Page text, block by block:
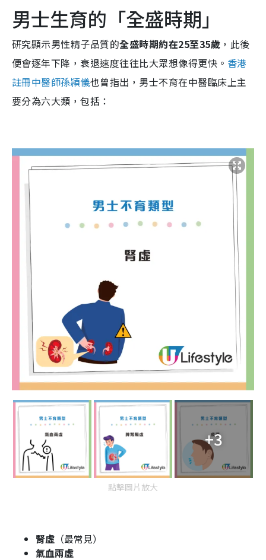
男士生育的「全盛時期」
研究顯示男性精子品質的全盛時期約在25至35歲 ，此後
便會逐年下降，衰退速度往往比大眾想像得更快。 香港
註冊中醫師孫頴儀也曾指出，男士不育在中醫臨床上主
要分為六大類，包括：
+3
點擊圖片放大
腎虛 （最常見）
氣血兩虛